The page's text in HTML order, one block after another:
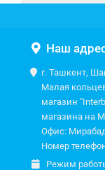
Наш
г. Ташкент,
Малая
магазин
магазина на
Офис:
Номер
Режим